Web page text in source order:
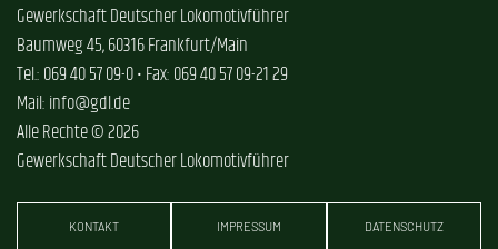
Gewerkschaft Deutscher Lokomotivführer
Baumweg 45, 60316 Frankfurt/Main
Tel.: 069 40 57 09-0 • Fax: 069 40 57 09-21 29
Mail: info@gdl.de
Alle Rechte © 2026
Gewerkschaft Deutscher Lokomotivführer
KONTAKT IMPRESSUM DATENSCHUTZ